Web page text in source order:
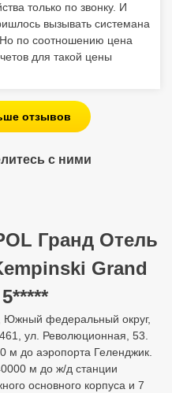
только по звонку. И
вызывать системана
по соотношению цена
для такой цены
отзывов
с ними
Гранд Отель
Grand
Южный федеральный округ,
ул. Революционная, 53.
м до аэропорта Геленджик.
м до ж/д станции
основного корпуса и 7